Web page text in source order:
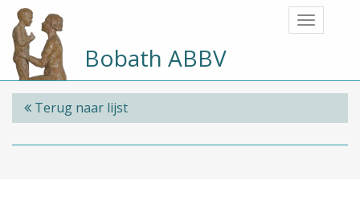
Bobath ABBV
Terug naar lijst